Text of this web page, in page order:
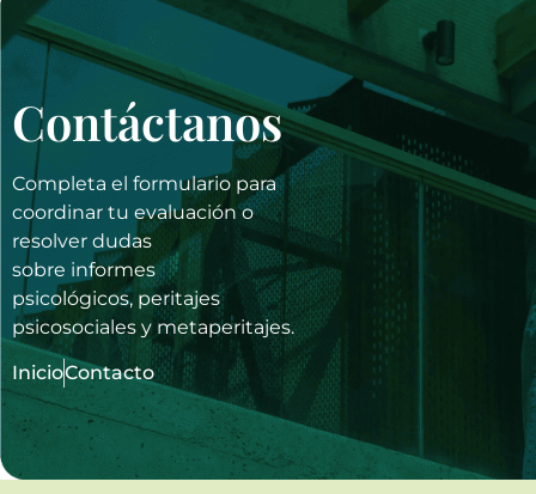
Contáctanos
Completa el formulario para
coordinar tu evaluación o
resolver dudas
sobre informes
psicológicos, peritajes
psicosociales y metaperitajes.
InicioContacto